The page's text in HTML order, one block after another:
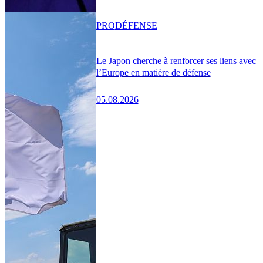
Le Japon cherche à renforcer ses liens avec
l’Europe en matière de défense
05.08.2026
PRODÉFENSE